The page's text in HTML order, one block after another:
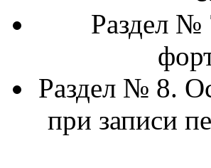
Раздел №
Раздел № 8.
при записи